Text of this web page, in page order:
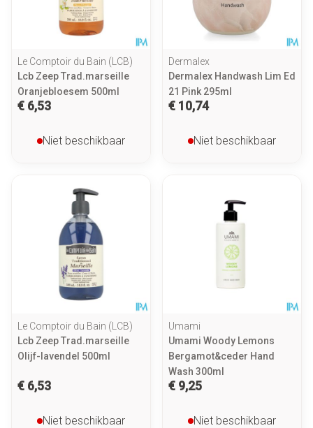
Le Comptoir du Bain (LCB)
Lcb Zeep Trad.marseille
Oranjebloesem 500ml
€ 6,53
Niet beschikbaar
Dermalex
Dermalex Handwash Lim Ed
21 Pink 295ml
€ 10,74
Niet beschikbaar
Le Comptoir du Bain (LCB)
Lcb Zeep Trad.marseille
Olijf-lavendel 500ml
€ 6,53
Niet beschikbaar
Umami
Umami Woody Lemons
Bergamot&ceder Hand
Wash 300ml
€ 9,25
Niet beschikbaar